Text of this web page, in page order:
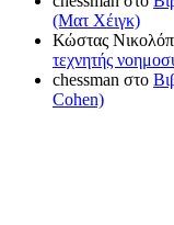
(Ματ Χέιγκ)
Κώστας
τεχνητής
chessman στο
Cohen)